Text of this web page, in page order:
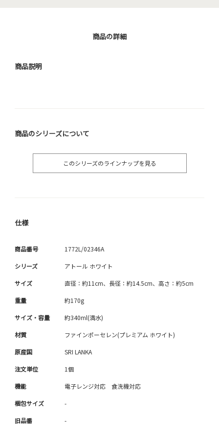
商品の詳細
商品説明
商品のシリーズについて
このシリーズのラインナップを見る
仕様
商品番号 1772L/02346A
シリーズ アトール ホワイト
サイズ 直径：約11cm、長径：約14.5cm、高さ：約5cm
重量 約170g
サイズ・容量 約340ml(満水)
材質 ファインポーセレン(プレミアム ホワイト)
原産国 SRI LANKA
注文単位 1個
機能 電子レンジ対応 食洗機対応
梱包サイズ -
旧品番 -